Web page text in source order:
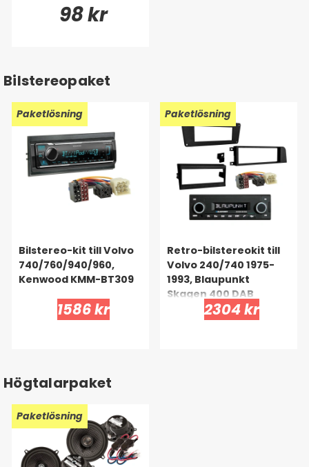
98 kr
Bilstereopaket
Paketlösning
Bilstereo-kit till Volvo
740/760/940/960,
Kenwood KMM-BT309
1586 kr
Paketlösning
Retro-bilstereokit till
Volvo 240/740 1975-
1993, Blaupunkt
Skagen 400 DAB
2304 kr
Högtalarpaket
Paketlösning